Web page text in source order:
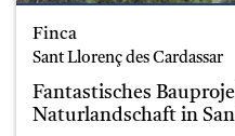
Finca
Sant Llorenç des Cardassar
Fantastisches
Naturlandschaft in